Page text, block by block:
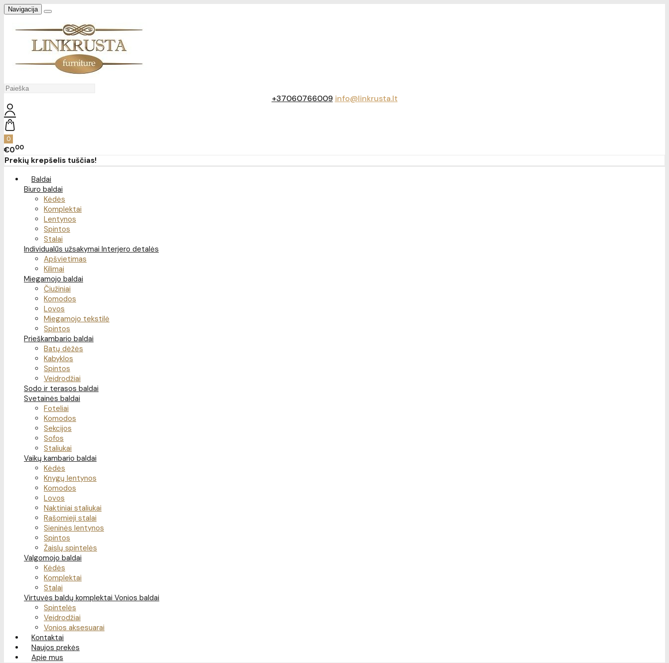
Navigacija
+37060766009 info@linkrusta.lt
0
€000
Prekių krepšelis tuščias!
Baldai
Biuro baldai
Kėdės
Komplektai
Lentynos
Spintos
Stalai
Individualūs užsakymai Interjero detalės
Apšvietimas
Kilimai
Miegamojo baldai
Čiužiniai
Komodos
Lovos
Miegamojo tekstilė
Spintos
Prieškambario baldai
Batų dėžės
Kabyklos
Spintos
Veidrodžiai
Sodo ir terasos baldai
Svetainės baldai
Foteliai
Komodos
Sekcijos
Sofos
Staliukai
Vaikų kambario baldai
Kėdės
Knygų lentynos
Komodos
Lovos
Naktiniai staliukai
Rašomieji stalai
Sieninės lentynos
Spintos
Žaislų spintelės
Valgomojo baldai
Kėdės
Komplektai
Stalai
Virtuvės baldų komplektai Vonios baldai
Spintelės
Veidrodžiai
Vonios aksesuarai
Kontaktai
Naujos prekės
Apie mus